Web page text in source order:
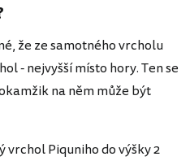
že ze samotného vrcholu
- nejvyšší místo hory. Ten se
na něm může být
vrchol Piquniho do výšky 2